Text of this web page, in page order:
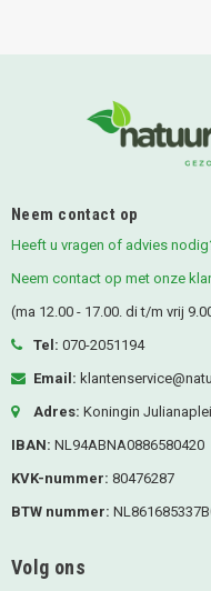
Neem contact op
Heeft u vragen of advies
Neem contact op met onze
(ma 12.00 - 17.00. di t/m vrij
Tel: 070-2051194
Email:
Adres: Koningin
IBAN: NL94ABNA0886580420
KVK-nummer: 80476287
BTW nummer:
Volg ons